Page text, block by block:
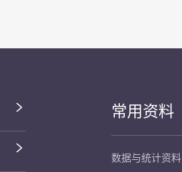
常用资料
数据与统计资料